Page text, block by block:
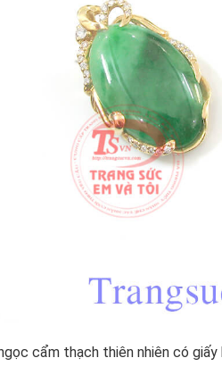
cẩm thạch thiên nhiên có